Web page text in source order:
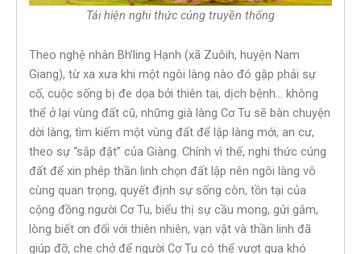
Tái hiện nghi thức cúng truyền thống
Theo nghệ nhân Bh’ling Hạnh (xã Zuôih, huyện Nam
Giang), từ xa xưa khi một ngôi làng nào đó gặp phải sự
cố, cuộc sống bị đe dọa bởi thiên tai, dịch bệnh… không
thể ở lại vùng đất cũ, những già làng Cơ Tu sẽ bàn chuyện
dời làng, tìm kiếm một vùng đất để lập làng mới, an cư,
theo sự “sắp đặt” của Giàng. Chính vì thế, nghi thức cúng
đất để xin phép thần linh chọn đất lập nên ngôi làng vô
cùng quan trọng, quyết định sự sống còn, tồn tại của
cộng đồng người Cơ Tu, biểu thị sự cầu mong, gửi gắm,
lòng biết ơn đối với thiên nhiên, vạn vật và thần linh đã
giúp đỡ, che chở để người Cơ Tu có thể vượt qua khó